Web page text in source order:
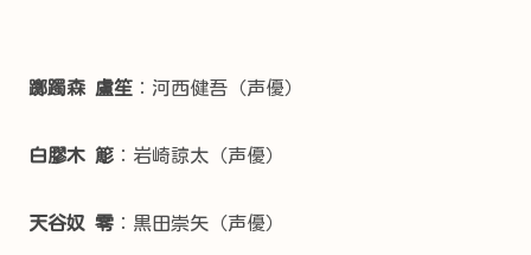
躑躅森 盧笙 ：河西健吾（声優）
白膠木 簓 ：岩崎諒太（声優）
天谷奴 零 ：黒田崇矢（声優）